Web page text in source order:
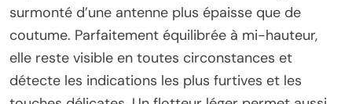
surmonté d’une antenne plus épaisse que de
coutume. Parfaitement équilibrée à mi-hauteur,
elle reste visible en toutes circonstances et
détecte les indications les plus furtives et les